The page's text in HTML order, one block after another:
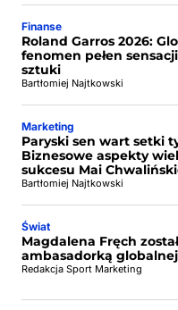
Finanse
Roland Garros 2026:
fenomen pełen
sztuki
Bartłomiej Najtkowski
Marketing
Paryski sen wart setki
Biznesowe aspekty
sukcesu Mai
Bartłomiej Najtkowski
Świat
Magdalena Fręch
ambasadorką
Redakcja Sport Marketing